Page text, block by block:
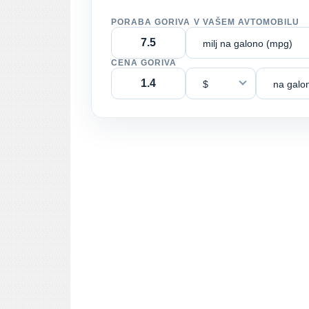
PORABA GORIVA V VAŠEM AVTOMOBILU
milj na galono (mpg)
CENA GORIVA
$ na